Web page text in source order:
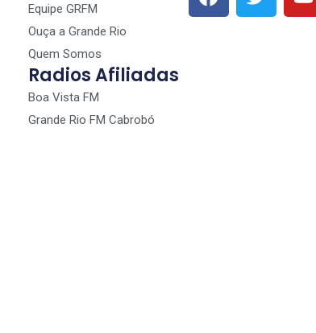
Equipe GRFM
Ouça a Grande Rio
Quem Somos
Radios Afiliadas
Boa Vista FM
Grande Rio FM Cabrobó